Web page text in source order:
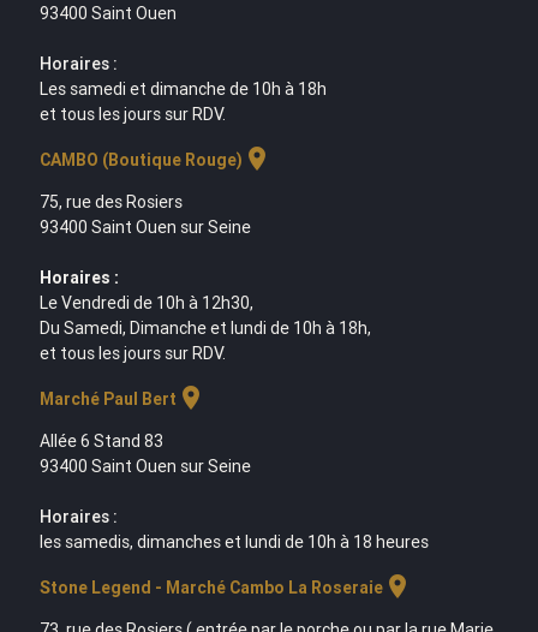
93400 Saint Ouen
Horaires :
Les samedi et dimanche de 10h à 18h
et tous les jours sur RDV.
CAMBO (Boutique Rouge) location_on
75, rue des Rosiers
93400 Saint Ouen sur Seine
Horaires :
Le Vendredi de 10h à 12h30,
Du Samedi, Dimanche et lundi de 10h à 18h,
et tous les jours sur RDV.
Marché Paul Bert location_on
Allée 6 Stand 83
93400 Saint Ouen sur Seine
Horaires :
les samedis, dimanches et lundi de 10h à 18 heures
Stone Legend - Marché Cambo La Roseraielocation_on